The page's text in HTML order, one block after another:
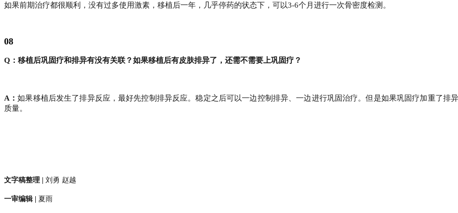
如果前期治疗都很顺利，没有过多使用激素，移植后一年，几乎停药的状态下，可以3-6个月进行一次骨密度检测。
08
Q：移植后巩固疗和排异有没有关联？如果移植后有皮肤排异了，还需不需要上巩固疗？
A：如果移植后发生了排异反应，最好先控制排异反应。稳定之后可以一边控制排异、一边进行巩固治疗。但是如果巩固疗加重了排
质量。
文字稿整理 刘勇 赵越
一审编辑 | 夏雨